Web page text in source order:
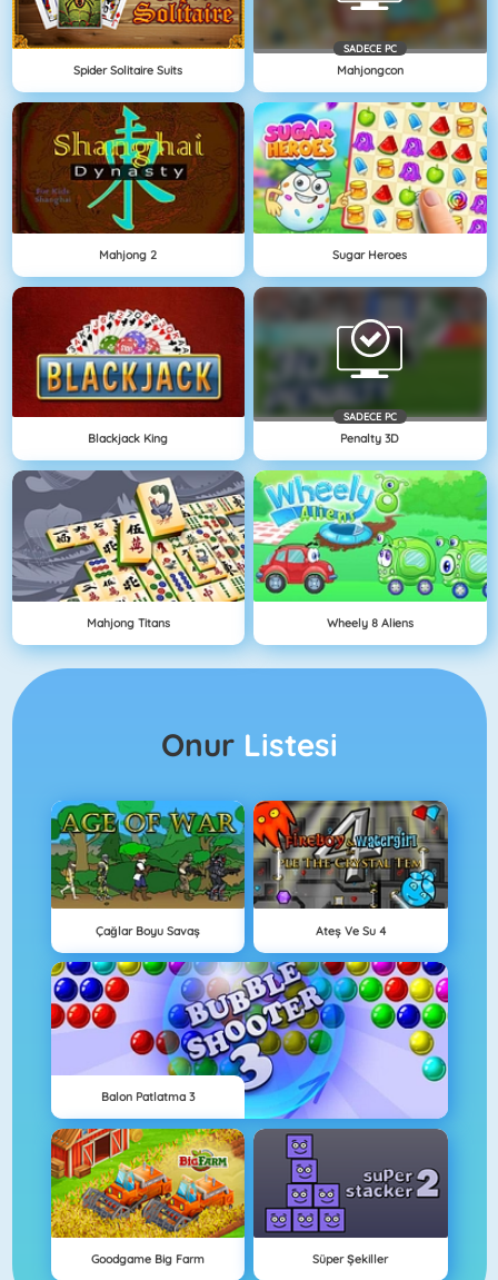
Spider Solitaire Suits
SADECE PC
Mahjongcon
Mahjong 2 Sugar Heroes
Blackjack King
SADECE PC
Penalty 3D
Mahjong Titans Wheely 8 Aliens
Onur Listesi
Çağlar Boyu Savaş Ateş Ve Su 4
Balon Patlatma 3
Goodgame Big Farm Süper Şekiller